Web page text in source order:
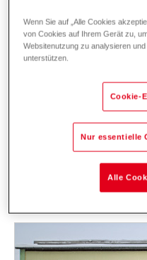
Eine
nachhaltigem,
Eine Luft/Wasser-
Kombination mit
bilden das perfekte
ausgezeichnetes
Wenn Sie auf „Alle Cookies
von Cookies auf Ihrem Gerät zu,
Websitenutzung zu analysieren
unterstützen.
Cookie-
Nur essentielle
Alle